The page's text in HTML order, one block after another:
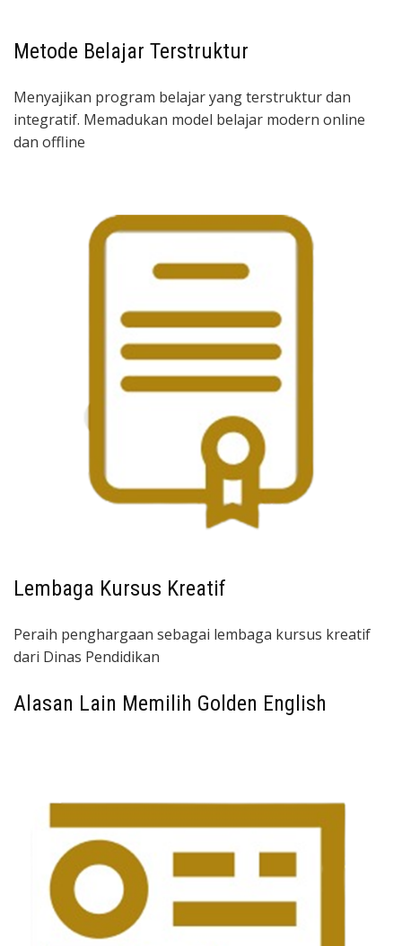
Metode Belajar Terstruktur
Menyajikan program belajar yang terstruktur dan
integratif. Memadukan model belajar modern online
dan offline
Lembaga Kursus Kreatif
Peraih penghargaan sebagai lembaga kursus kreatif
dari Dinas Pendidikan
Alasan Lain Memilih Golden English